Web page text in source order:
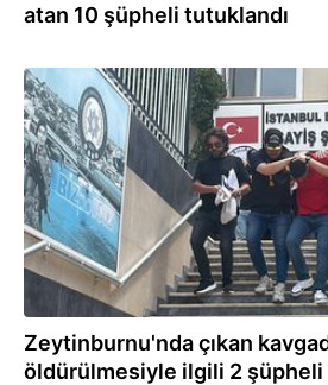
atan 10 şüpheli tutuklandı
19.07.2024
Zeytinburnu'nda çıkan
öldürülmesiyle ilgili 2 şüpheli